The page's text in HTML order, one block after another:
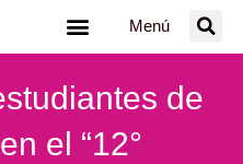
Menú
de
el “12°